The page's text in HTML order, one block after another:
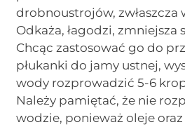
drobnoustrojów, zwłaszcza
Odkaża, łagodzi, zmniejsza
Chcąc zastosować go do
płukanki do jamy ustnej,
wody rozprowadzić 5-6
Należy pamiętać, że nie
wodzie, ponieważ oleje